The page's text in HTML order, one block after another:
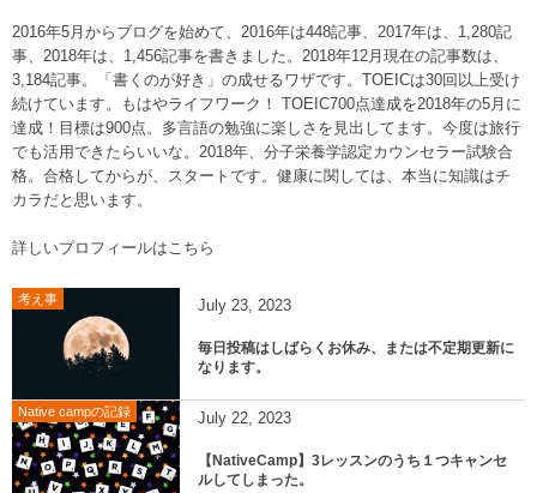
2016年5月からブログを始めて、2016年は448記事、2017年は、1,280記
事、2018年は、1,456記事を書きました。2018年12月現在の記事数は、
3,184記事。「書くのが好き」の成せるワザです。TOEICは30回以上受け
続けています。もはやライフワーク！ TOEIC700点達成を2018年の5月に
達成！目標は900点。多言語の勉強に楽しさを見出してます。今度は旅行
でも活用できたらいいな。2018年、分子栄養学認定カウンセラー試験合
格。合格してからが、スタートです。健康に関しては、本当に知識はチ
カラだと思います。
詳しいプロフィールはこちら
考え事 July 23, 2023
毎日投稿はしばらくお休み、または不定期更新に
なります。
Native campの記録 July 22, 2023
【NativeCamp】3レッスンのうち１つキャンセ
ルしてしまった。